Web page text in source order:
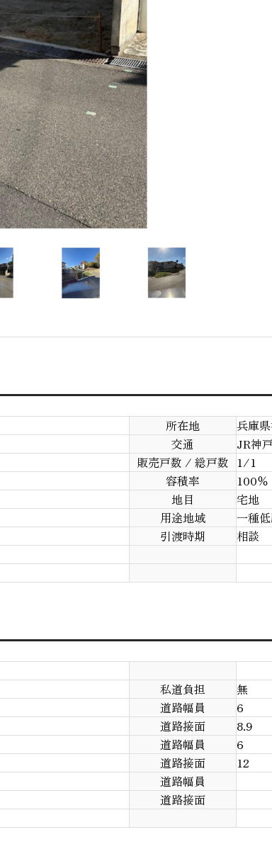
所在地
兵庫
交通
JR神
販売戸数 / 総戸数 1/1
容積率
100％
地目
宅地
用途地域
一種
引渡時期
相談
私道負担
無
道路幅員
6
道路接面
8.9
道路幅員
6
道路接面
12
道路幅員
道路接面